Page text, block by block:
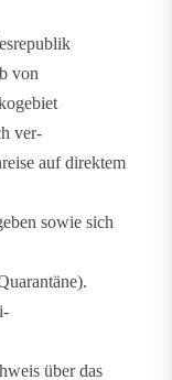
von
ver-
auf direktem
sowie sich
über das